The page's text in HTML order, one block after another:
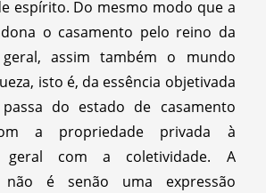
espírito. Do mesmo modo que a
o casamento pelo reino da
assim também o mundo
isto é, da essência objetivada
do estado de casamento
a propriedade privada à
geral com a coletividade. A
não é senão uma expressão